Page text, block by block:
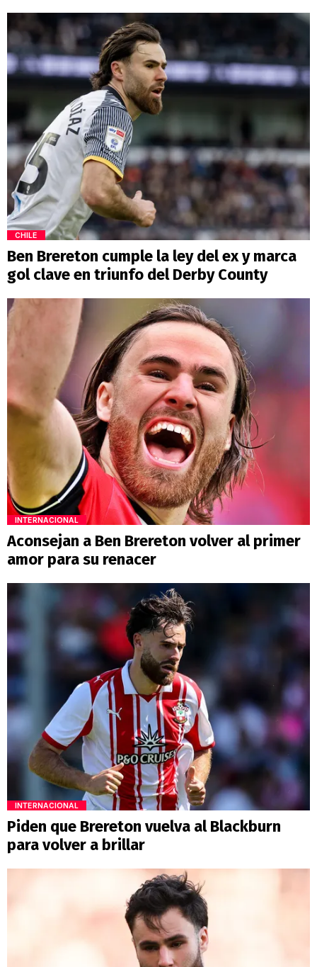
CHILE
Ben Brereton cumple la ley del ex y marca
gol clave en triunfo del Derby County
INTERNACIONAL
Aconsejan a Ben Brereton volver al primer
amor para su renacer
INTERNACIONAL
Piden que Brereton vuelva al Blackburn
para volver a brillar